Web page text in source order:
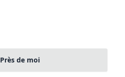
Près de moi